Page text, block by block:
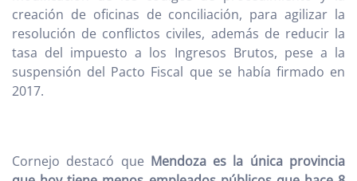
creación de oficinas de conciliación, para agilizar la
resolución de conflictos civiles, además de reducir la
tasa del impuesto a los Ingresos Brutos, pese a la
suspensión del Pacto Fiscal que se había firmado en
2017.
Cornejo destacó que Mendoza es la única provincia